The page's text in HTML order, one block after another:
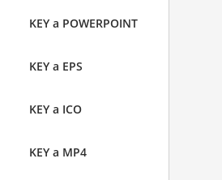
KEY a POWERPOINT
KEY a EPS
KEY a ICO
KEY a MP4